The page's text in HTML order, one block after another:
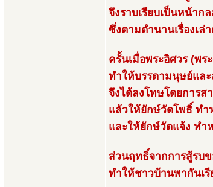
จึงราบเรียบเป็นหน้าก
ซึ่งตามตำนานเรื่องเล่
ครั้นเมื่อพระอิศวร (พร
ทำให้บรรดามนุษย์แล
จึงได้ลงโทษโดยการ
แล้วให้ยักษ์วัดโพธิ์ ทำ
และให้ยักษ์วัดแจ้ง ทำ
ส่วนฤทธิ์จากการสู้รบ
ทำให้ชาวบ้านพากันเรี